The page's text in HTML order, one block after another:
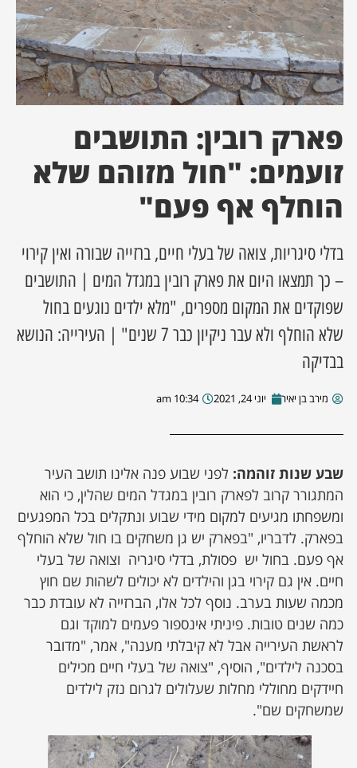
מסע מלחמה
השבוע
מקומית
עסקים
פארק רובין: התושבים
זועמים: "חול מזוהם שלא
הוחלף אף פעם"
בדלי סיגריות, צואה של בעלי חיים, ברזייה שבורה ואין קירוי
– כך תמצאו היום את פארק רובין במגדל המים | התושבים
שפוקדים את המקום מספרים, "מלא ילדים נוגעים בחול
שלא הוחלף ולא עבר ניקיון כבר 7 שנים" | העירייה: הנושא
בבדיקה
מירב בן יאיר יוני 24, 2021 10:34 am
שבע שנות זוהמה: לפני שבוע פנה אלינו תושב העיר
המתגורר קרוב לפארק רובין במגדל המים שהלין, כי הוא
ומשפחתו מגיעים למקום מידי שבוע ונתקלים בכל המפגעים
בפארק. לדבריו, "בפארק יש גן משחקים בו חול שלא הוחלף
אף פעם. בחול יש פסולת, בדלי סיגריה וצואה של בעלי
חיים. אין גם קירוי בגן והילדים לא יכולים לשהות שם חוץ
מכמה שעות בערב. נוסף לכל אלו, הברזייה לא עובדת כבר
כמה שנים טובות. פיניתי אינספור פעמים למוקד וגם
לראשת העירייה אבל לא קיבלתי מענה", אמר, "מדובר
בסכנה לילדים", הוסיף, "צואה של בעלי חיים מכילים
חיידקים מחוללי מחלות שעלולים לגרום נזק לילדים
שמשחקים שם".